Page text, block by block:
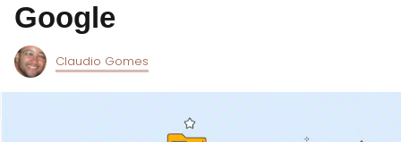
Google
Claudio Gomes